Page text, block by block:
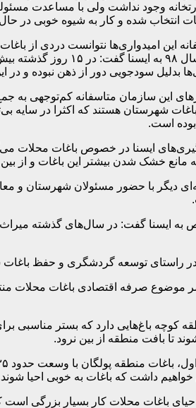
وجود نداشت ولی با مساعدت
انتخاب شده و کار به شیوه خوبی در
این امیدواری‌ها نتوانست دردی از
بدلیل سودجویی دور از ذهن نبوده و
این سازمان متاسفانه کم‌توجهی
شهرستان هستند که اکثرا در
است.
۵ سال از پیگیری‌های ایسنا در خصوص
مانع خشک شدن بیشتر این باغات و از
دیگر با حضور مسئولان شهرستان و
به ایسنا گفت: در سال‌های گذشته
در راستای توسعه گردشگری و حفظ باغات
موضوع صرفه اقتصادی باغات محلات
کوچه باغ‌هایی دارد که بستر مناسبی
تا بافت منطقه از بین نرود.
خواهیم داشت که باغات به خوبی احیا
باغات محلات کار بسیار بزرگی است